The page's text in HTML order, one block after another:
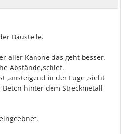
Baustelle.
aller Kanone das geht besser.
Abstände,schief.
,ansteigend in der Fuge ,sieht
hinter dem Streckmetall